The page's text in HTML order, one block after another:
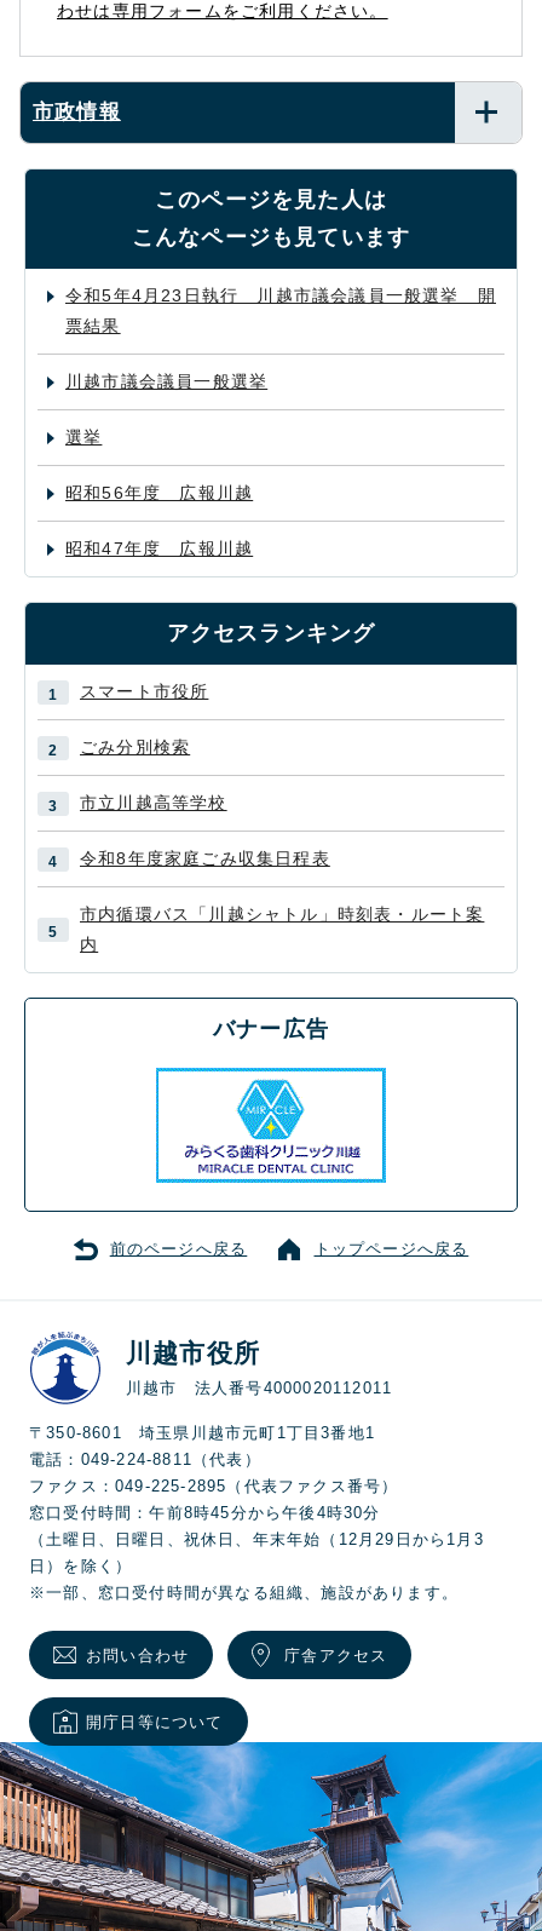
わせは専用フォームをご利用ください。
市政情報
このページを見た人は
こんなページも見ています
令和5年4月23日執行 川越市議会議員一般選挙 開
票結果
川越市議会議員一般選挙
選挙
昭和56年度 広報川越
昭和47年度 広報川越
アクセスランキング
スマート市役所
ごみ分別検索
市立川越高等学校
令和8年度家庭ごみ収集日程表
市内循環バス「川越シャトル」時刻表・ルート案
内
バナー広告
前のページへ戻る トップページへ戻る
川越市役所
川越市 法人番号4000020112011
〒350-8601 埼玉県川越市元町1丁目3番地1
電話：049-224-8811（代表）
ファクス：049-225-2895（代表ファクス番号）
窓口受付時間：午前8時45分から午後4時30分
（土曜日、日曜日、祝休日、年末年始（12月29日から1月3
日）を除く）
※一部、窓口受付時間が異なる組織、施設があります。
お問い合わせ 庁舎アクセス
開庁日等について